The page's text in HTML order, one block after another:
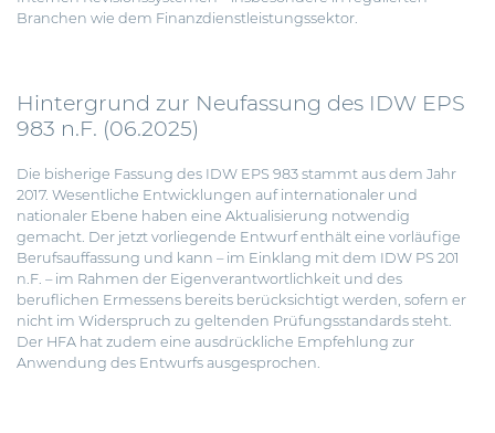
Branchen wie dem Finanzdienstleistungssektor.
Hintergrund zur Neufassung des IDW EPS
983 n.F. (06.2025)
Die bisherige Fassung des IDW EPS 983 stammt aus dem Jahr
2017. Wesentliche Entwicklungen auf internationaler und
nationaler Ebene haben eine Aktualisierung notwendig
gemacht. Der jetzt vorliegende Entwurf enthält eine vorläufige
Berufsauffassung und kann – im Einklang mit dem IDW PS 201
n.F. – im Rahmen der Eigenverantwortlichkeit und des
beruflichen Ermessens bereits berücksichtigt werden, sofern er
nicht im Widerspruch zu geltenden Prüfungsstandards steht.
Der HFA hat zudem eine ausdrückliche Empfehlung zur
Anwendung des Entwurfs ausgesprochen.